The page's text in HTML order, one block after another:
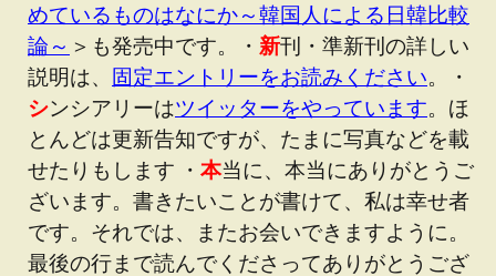
めているものはなにか～韓国人による日韓比較
論～ ＞も発売中です。・ 新刊・準新刊の詳しい
説明は、 固定エントリーをお読みください。・
シンシアリーはツイッターをやっています。ほ
とんどは更新告知ですが、たまに写真などを載
せたりもします ・ 本当に、本当にありがとうご
ざいます。書きたいことが書けて、私は幸せ者
です。それでは、またお会いできますように。
最後の行まで読んでくださってありがとうござ